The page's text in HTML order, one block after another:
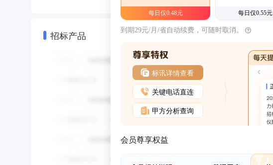
招标产品
每日仅0.48元 每日仅0.55元
到期29元/月/省自动续费，可随时取消。
标讯详情查看
关键电话直连
甲方分析查询
会员尊享权益